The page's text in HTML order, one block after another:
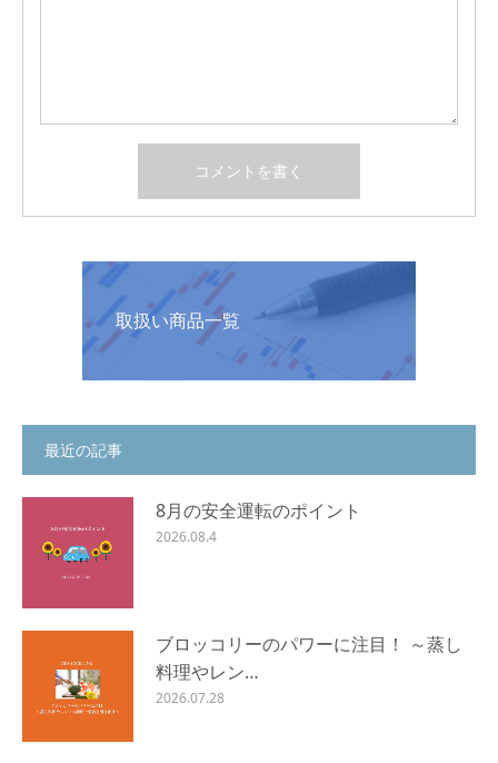
取扱い商品一覧
最近の記事
8月の安全運転のポイント
2026.08.4
ブロッコリーのパワーに注目！ ～蒸し
料理やレン…
2026.07.28